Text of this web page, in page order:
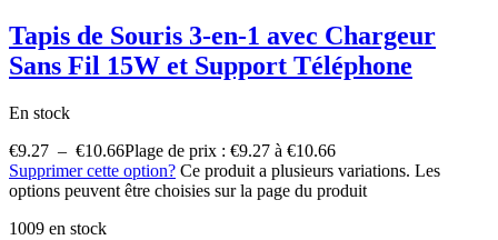
Tapis de Souris 3-en-1 avec Chargeur
Sans Fil 15W et Support Téléphone
En stock
€9.27 – €10.66Plage de prix : €9.27 à €10.66
Supprimer cette option? Ce produit a plusieurs variations. Les
options peuvent être choisies sur la page du produit
1009 en stock